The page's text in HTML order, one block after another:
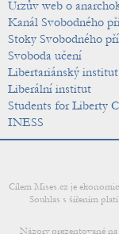
Urzův web o
Kanál Svobodného
Stoky Svobodného
Svoboda učení
Libertariánský institut
Liberální institut
Students for Liberty
INESS
Cílem Mises.cz je
Souhlas s šířením
Názory prezentované